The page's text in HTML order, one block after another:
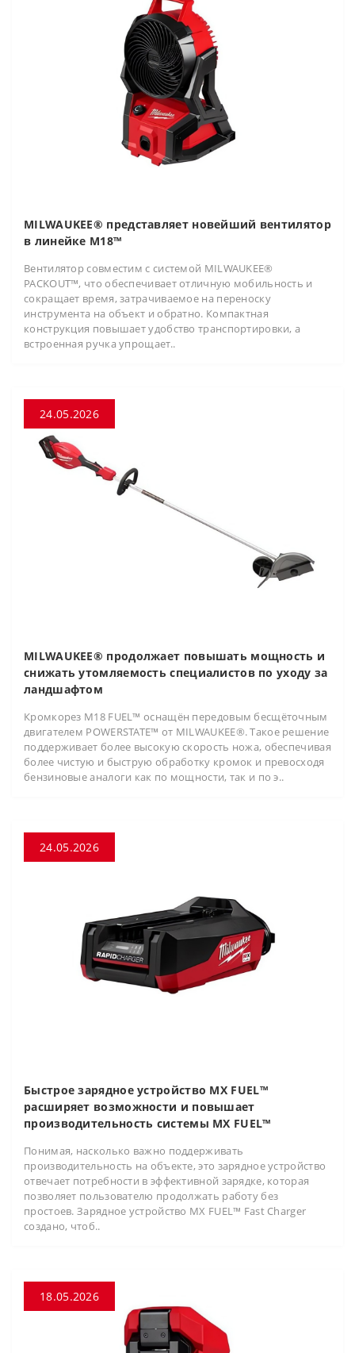
MILWAUKEE® представляет новейший вентилятор
в линейке M18™
Вентилятор совместим с системой MILWAUKEE®
PACKOUT™, что обеспечивает отличную мобильность и
сокращает время, затрачиваемое на переноску
инструмента на объект и обратно. Компактная
конструкция повышает удобство транспортировки, а
встроенная ручка упрощает..
24.05.2026
MILWAUKEE® продолжает повышать мощность и
снижать утомляемость специалистов по уходу за
ландшафтом
Кромкорез M18 FUEL™ оснащён передовым бесщёточным
двигателем POWERSTATE™ от MILWAUKEE®. Такое решение
поддерживает более высокую скорость ножа, обеспечивая
более чистую и быструю обработку кромок и превосходя
бензиновые аналоги как по мощности, так и по э..
24.05.2026
Быстрое зарядное устройство MX FUEL™
расширяет возможности и повышает
производительность системы MX FUEL™
Понимая, насколько важно поддерживать
производительность на объекте, это зарядное устройство
отвечает потребности в эффективной зарядке, которая
позволяет пользователю продолжать работу без
простоев. Зарядное устройство MX FUEL™ Fast Charger
создано, чтоб..
18.05.2026